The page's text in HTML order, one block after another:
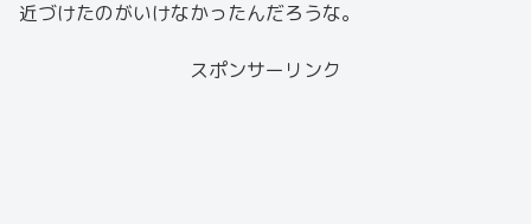
近づけたのがいけなかったんだろうな。
スポンサーリンク